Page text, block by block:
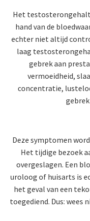
Het
hand van de
echter niet altijd
laag
gebrek aan
vermoeidheid,
concentratie,
Deze symptomen
Het tijdige bezoek
overgeslagen. Een
uroloog of huisarts is
het geval van een
toegediend. Dus: wees